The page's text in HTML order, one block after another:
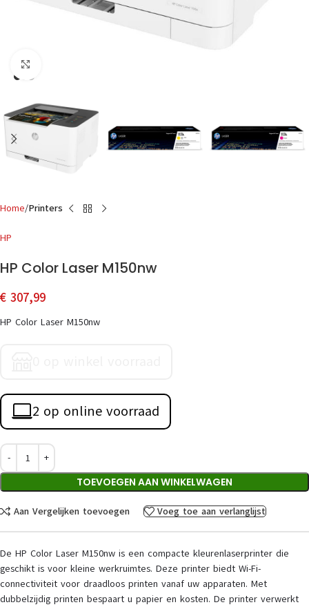
Home Printers
HP
HP Color Laser M150nw
€ 307,99
HP Color Laser M150nw
2 op online voorraad
TOEVOEGEN AAN WINKELWAGEN
Aan Vergelijken toevoegen Voeg toe aan verlanglijst
De HP Color Laser M150nw is een compacte kleurenlaserprinter die
geschikt is voor kleine werkruimtes. Deze printer biedt Wi-Fi-
connectiviteit voor draadloos printen vanaf uw apparaten. Met
dubbelzijdig printen bespaart u papier en kosten. De printer verwerkt